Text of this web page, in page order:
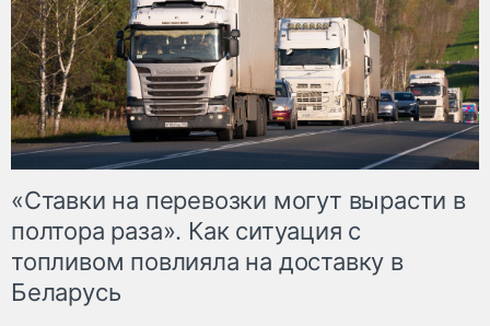
«Ставки на перевозки могут вырасти в
полтора раза». Как ситуация с
топливом повлияла на доставку в
Беларусь